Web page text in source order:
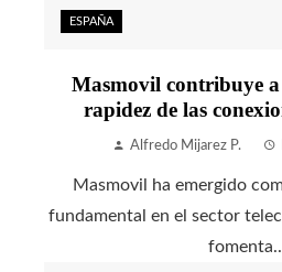
ESPAÑA
Masmovil contribuye
rapidez de las
Alfredo Mijarez P.
Masmovil ha emergido
fundamental en el sector